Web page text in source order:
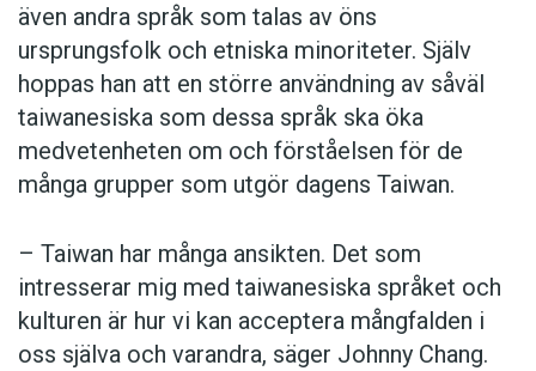
även andra språk som talas av öns
ursprungsfolk och etniska minoriteter. Själv
hoppas han att en större användning av såväl
taiwanesiska som dessa språk ska öka
medvetenheten om och förståelsen för de
många grupper som utgör dagens Taiwan.
– Taiwan har många ansikten. Det som
intresserar mig med taiwanesiska språket och
kulturen är hur vi kan acceptera mångfalden i
oss själva och varandra, säger Johnny Chang.